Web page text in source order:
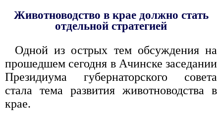
Животноводство в крае должно стать
отдельной стратегией
Одной из острых тем обсуждения на
прошедшем сегодня в Ачинске заседании
Президиума губернаторского совета
стала тема развития животноводства в
крае.